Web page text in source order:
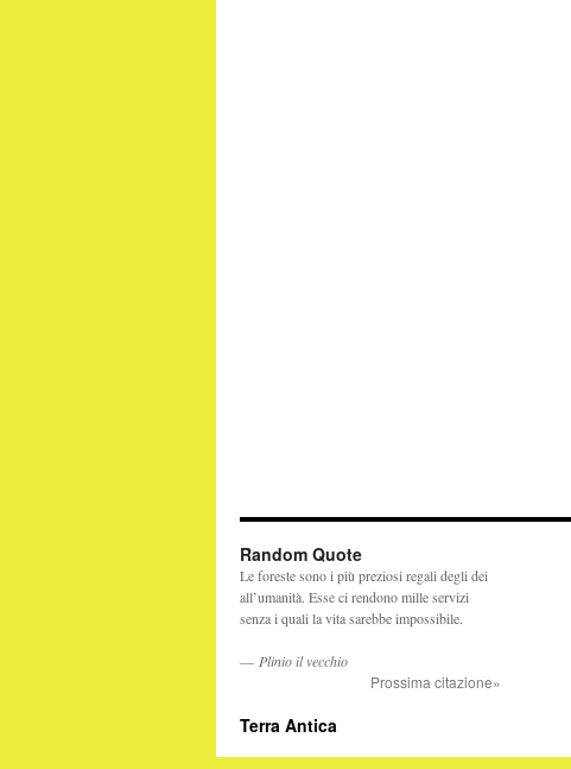
Random Quote
Le foreste sono i più preziosi regali degli dei
all’umanità. Esse ci rendono mille servizi
senza i quali la vita sarebbe impossibile.
— Plinio il vecchio
Prossima citazione»
Terra Antica